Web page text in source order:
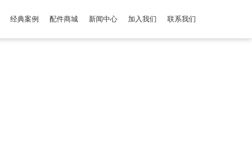
经典案例 配件商城 新闻中心 加入我们 联系我们